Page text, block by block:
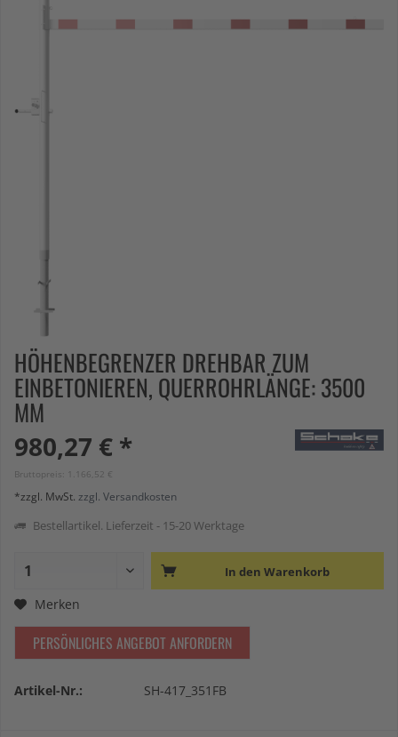
HÖHENBEGRENZER DREHBAR ZUM
EINBETONIEREN, QUERROHRLÄNGE: 3500
MM
980,27 € *
Bruttopreis: 1.166,52 €
*zzgl. MwSt. zzgl. Versandkosten
Bestellartikel. Lieferzeit - 15-20 Werktage
In den Warenkorb
Merken
PERSÖNLICHES ANGEBOT ANFORDERN
Artikel-Nr.: SH-417_351FB